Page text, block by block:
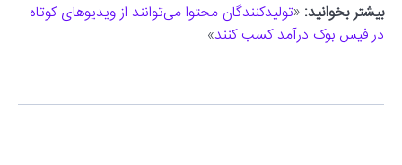
بیشتر بخوانید: «تولیدکنندگان محتوا می‌توانند از ویدیوهای کوتاه
در فیس بوک درآمد کسب کنند»